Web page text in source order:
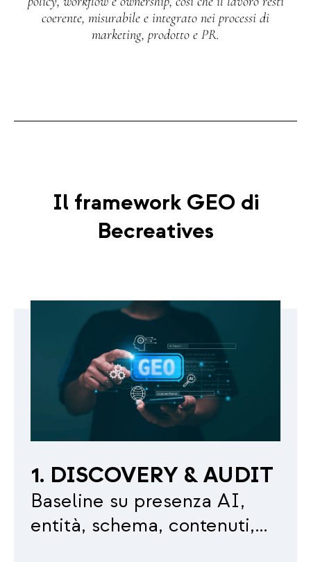
coerente, misurabile e integrato nei processi di
marketing, prodotto e PR.
Il framework GEO di
Becreatives
1. DISCOVERY & AUDIT
Baseline su presenza AI,
entità, schema, contenuti,